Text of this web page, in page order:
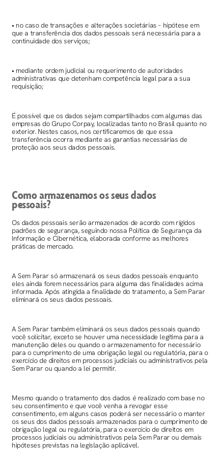
• no caso de transações e alterações societárias – hipótese em
que a transferência dos dados pessoais será necessária para a
continuidade dos serviços;
• mediante ordem judicial ou requerimento de autoridades
administrativas que detenham competência legal para a sua
requisição;
É possível que os dados sejam compartilhados com algumas das
empresas do Grupo Corpay, localizadas tanto no Brasil quanto no
exterior. Nestes casos, nos certificaremos de que essa
transferência ocorra mediante as garantias necessárias de
proteção aos seus dados pessoais.
Como armazenamos os seus dados
pessoais?
Os dados pessoais serão armazenados de acordo com rígidos
padrões de segurança, seguindo nossa Política de Segurança da
Informação e Cibernética, elaborada conforme as melhores
práticas de mercado.
A Sem Parar só armazenará os seus dados pessoais enquanto
eles ainda forem necessários para alguma das finalidades acima
informada. Após atingida a finalidade do tratamento, a Sem Parar
eliminará os seus dados pessoais.
A Sem Parar também eliminará os seus dados pessoais quando
você solicitar, exceto se houver uma necessidade legítima para a
manutenção deles ou quando o armazenamento for necessário
para o cumprimento de uma obrigação legal ou regulatória, para o
exercício de direitos em processos judiciais ou administrativos pela
Sem Parar ou quando a lei permitir.
Mesmo quando o tratamento dos dados é realizado com base no
seu consentimento e que você venha a revogar esse
consentimento, em alguns casos poderá ser necessário o manter
os seus dos dados pessoais armazenados para o cumprimento de
obrigação legal ou regulatória, para o exercício de direitos em
processos judiciais ou administrativos pela Sem Parar ou demais
hipóteses previstas na legislação aplicável.